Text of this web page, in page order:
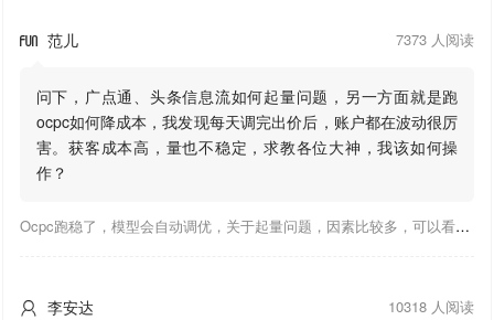
 范儿 7373 人阅读
问下，广点通、头条信息流如何起量问题，另一方面就是跑
ocpc如何降成本，我发现每天调完出价后，账户都在波动很厉
害。获客成本高，量也不稳定，求教各位大神，我该如何操
作？
Ocpc跑稳了，模型会自动调优，关于起量问题，因素比较多，可以看下靠谱推大神出的干货文章，都是经验总结，应该可以找到对应解决。
 李安达 10318 人阅读